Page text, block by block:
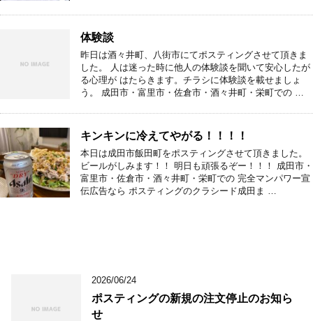
体験談
昨日は酒々井町、八街市にてポスティングさせて頂きま
した。 人は迷った時に他人の体験談を聞いて安心したが
る心理が はたらきます。チラシに体験談を載せましょ
う。 成田市・富里市・佐倉市・酒々井町・栄町での …
キンキンに冷えてやがる！！！！
本日は成田市飯田町をポスティングさせて頂きました。
ビールがしみます！！ 明日も頑張るぞー！！！ 成田市・
富里市・佐倉市・酒々井町・栄町での 完全マンパワー宣
伝広告なら ポスティングのクラシード成田ま …
2026/06/24
ポスティングの新規の注文停止のお知ら
せ